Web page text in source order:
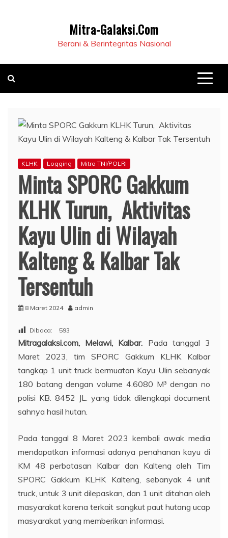
Mitra-Galaksi.Com
Berani & Berintegritas Nasional
KLHK Logging Mitra TNI/POLRI
Minta SPORC Gakkum
KLHK Turun, Aktivitas
Kayu Ulin di Wilayah
Kalteng & Kalbar Tak
Tersentuh
8 Maret 2024 admin
Dibaca: 593
Mitragalaksi.com, Melawi, Kalbar. Pada tanggal 3
Maret 2023, tim SPORC Gakkum KLHK Kalbar
tangkap 1 unit truck bermuatan Kayu Ulin sebanyak
180 batang dengan volume 4.6080 M³ dengan no
polisi KB. 8452 JL. yang tidak dilengkapi document
sahnya hasil hutan.
Pada tanggal 8 Maret 2023 kembali awak media
mendapatkan informasi adanya penahanan kayu di
KM 48 perbatasan Kalbar dan Kalteng oleh Tim
SPORC Gakkum KLHK Kalteng, sebanyak 4 unit
truck, untuk 3 unit dilepaskan, dan 1 unit ditahan oleh
masyarakat karena terkait sangkut paut hutang ucap
masyarakat yang memberikan informasi.